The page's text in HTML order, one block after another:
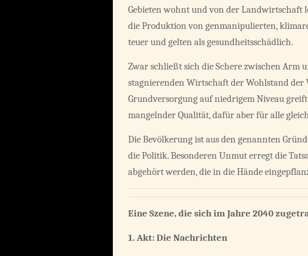
Gebieten wohnt und von der Landwirtschaft
die Produktion von genmanipulierten,
teuer und gelten als gesundheitsschädlich.
Zwar schließt sich die Schere zwischen Arm
stagnierenden Wirtschaft der Wohlstand
Grundversorgung auf niedrigem Niveau
mangelnder Qualität, dafür aber für alle
Die Bevölkerung ist aus den genannten
die Politik. Besonderen Unmut erregt die
abgehört werden, die in die Hände
Eine Szene, die sich im Jahre 2040
1. Akt: Die Nachrichten